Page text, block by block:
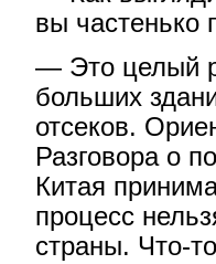
вы частенько
— Это целый
больших
отсеков.
Разговора о
Китая
процесс
страны. Что-